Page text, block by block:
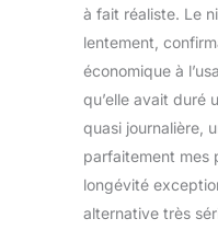
à fait réaliste. Le
lentement,
économique à
qu’elle avait duré
quasi journalière,
parfaitement mes
longévité
alternative très